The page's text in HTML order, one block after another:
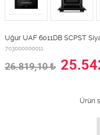
Uğur UAF 6011DB SCPST
703000000011
26.819,10₺
Ürün